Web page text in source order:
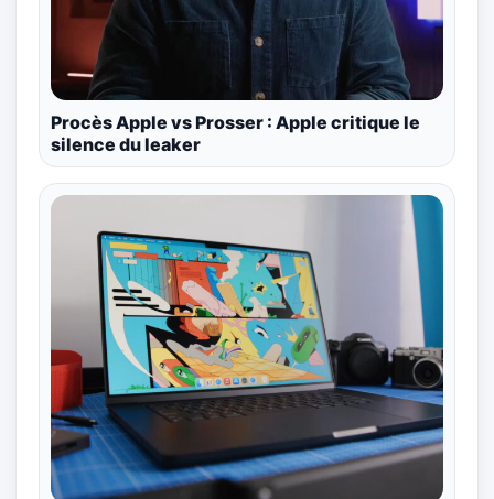
Procès Apple vs Prosser : Apple critique le
silence du leaker